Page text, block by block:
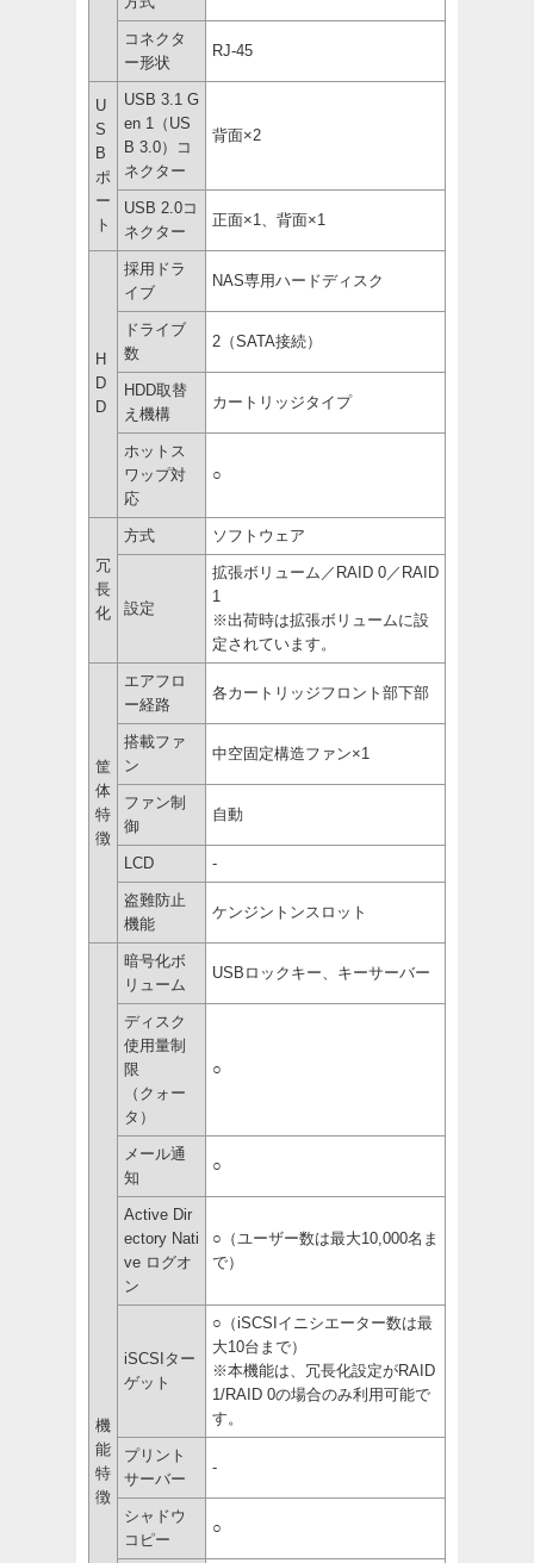
コネクタ
ー形状
RJ-45
U
S
B
ポ
ー
ト
USB 3.1 G
en 1（US
B 3.0）コ
ネクター
背面×2
USB 2.0コ
ネクター
正面×1、背面×1
H
D
D
採用ドラ
イブ
NAS専用ハードディスク
ドライブ
数
2（SATA接続）
HDD取替
え機構
カートリッジタイプ
ホットス
ワップ対
応
○
冗
長
化
方式 ソフトウェア
設定
拡張ボリューム／RAID 0／RAID
1
※出荷時は拡張ボリュームに設
定されています。
筐
体
特
徴
エアフロ
ー経路
各カートリッジフロント部下部
搭載ファ
ン
中空固定構造ファン×1
ファン制
御
自動
LCD -
盗難防止
機能
ケンジントンスロット
機
能
特
徴
暗号化ボ
リューム
USBロックキー、キーサーバー
ディスク
使用量制
限
（クォー
タ）
○
メール通
知
○
Active Dir
ectory Nati
ve ログオ
ン
○（ユーザー数は最大10,000名ま
で）
iSCSIター
ゲット
○（iSCSIイニシエーター数は最
大10台まで）
※本機能は、冗長化設定がRAID
1/RAID 0の場合のみ利用可能で
す。
プリント
サーバー
-
シャドウ
コピー
○